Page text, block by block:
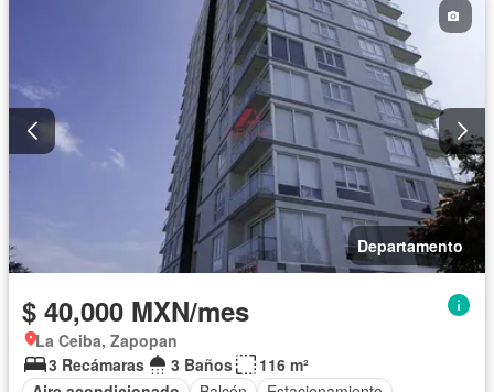
Departamento
$ 40,000 MXN/mes
La Ceiba, Zapopan
3 Recámaras
3 Baños
116 m²